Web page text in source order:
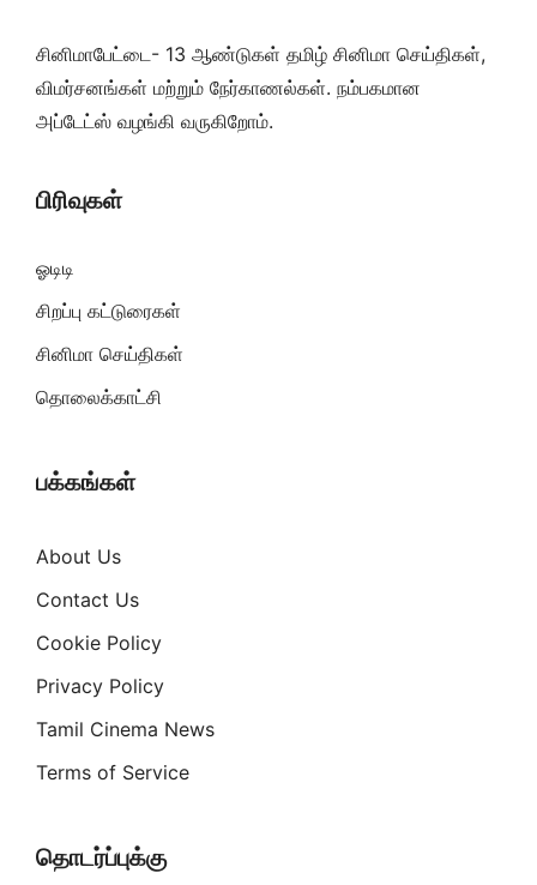
சினிமாபேட்டை- 13 ஆண்டுகள் தமிழ் சினிமா செய்திகள்,
விமர்சனங்கள் மற்றும் நேர்காணல்கள். நம்பகமான
அப்டேட்ஸ் வழங்கி வருகிறோம்.
பிரிவுகள்
ஓடிடி
சிறப்பு கட்டுரைகள்
சினிமா செய்திகள்
தொலைக்காட்சி
பக்கங்கள்
About Us
Contact Us
Cookie Policy
Privacy Policy
Tamil Cinema News
Terms of Service
தொடர்ப்புக்கு